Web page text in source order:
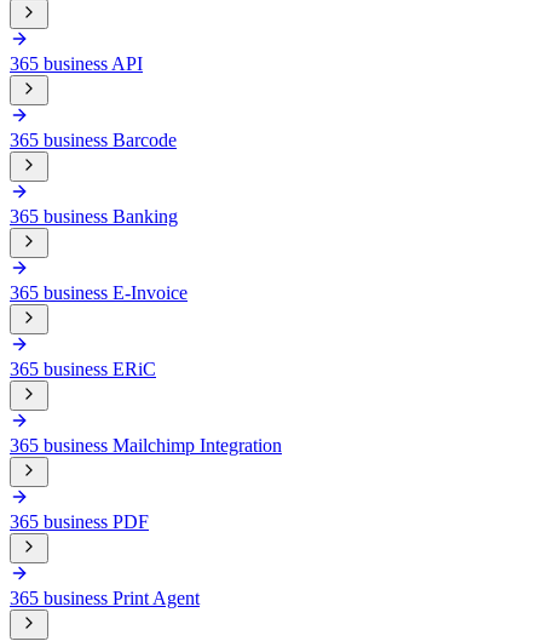
365 business API
365 business Barcode
365 business Banking
365 business E-Invoice
365 business ERiC
365 business Mailchimp Integration
365 business PDF
365 business Print Agent